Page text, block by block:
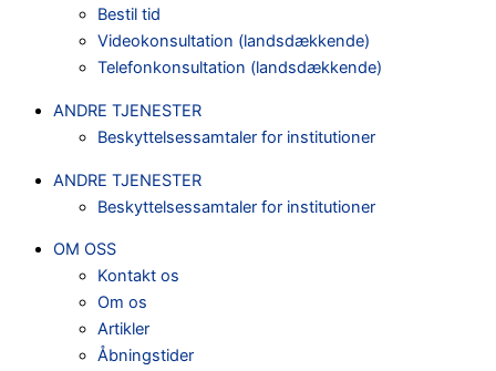
Bestil tid
Videokonsultation (landsdækkende)
Telefonkonsultation (landsdækkende)
ANDRE TJENESTER
Beskyttelsessamtaler for institutioner
ANDRE TJENESTER
Beskyttelsessamtaler for institutioner
OM OSS
Kontakt os
Om os
Artikler
Åbningstider